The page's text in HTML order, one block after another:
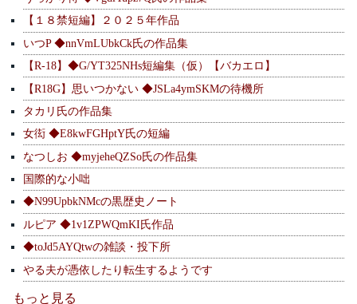
【１８禁短編】２０２５年作品
いつP ◆nnVmLUbkCk氏の作品集
【R-18】◆G/YT325NHs短編集（仮）【バカエロ】
【R18G】思いつかない ◆JSLa4ymSKMの待機所
タカリ氏の作品集
女衒 ◆E8kwFGHptY氏の短編
なつしお ◆myjeheQZSo氏の作品集
国際的な小咄
◆N99UpbkNMcの黒歴史ノート
ルピア ◆1v1ZPWQmKI氏作品
◆toJd5AYQtwの雑談・投下所
やる夫が憑依したり転生するようです
もっと見る